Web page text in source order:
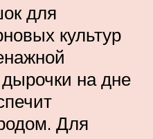
для
культур
на дне
Для